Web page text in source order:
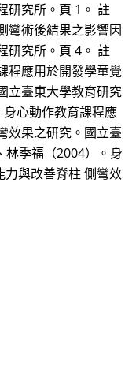
研究所。頁 1。 註
彎術後結果之影響因
研究所。頁 4。 註
程應用於開發學童覺
立臺東大學教育研究
心動作教育課程應
效果之研究。國立臺
林季福（2004）。身
與改善脊柱 側彎效